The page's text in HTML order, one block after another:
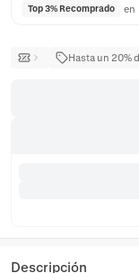
Top 3% Recomprado en
Hasta un 20%
Descripción